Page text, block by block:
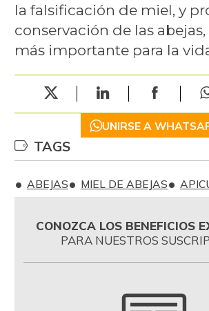
la falsificación de miel, y
conservación de las
más importante para la
UNIRSE A
TAGS
ABEJAS MIEL DE ABEJAS
CONOZCA LOS BENEFICIOS
PARA NUESTROS